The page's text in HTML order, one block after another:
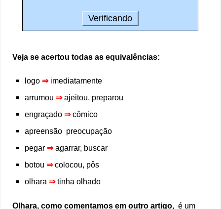
Veja se acertou todas as equivalências:
logo ⇒imediatamente
arrumou ⇒ajeitou, preparou
engraçado ⇒cômico
apreensão preocupação
pegar ⇒agarrar, buscar
botou ⇒colocou, pôs
olhara ⇒tinha olhado
Olhara, como comentamos em outro artigo, é um